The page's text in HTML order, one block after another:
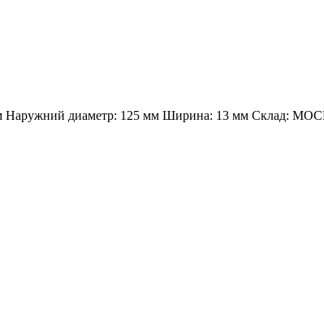
Наружний диаметр: 125 мм Ширина: 13 мм Склад: